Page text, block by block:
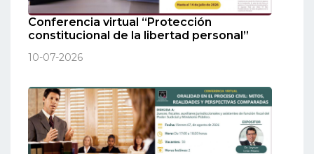
Conferencia virtual “Protección
constitucional de la libertad personal”
10-07-2026